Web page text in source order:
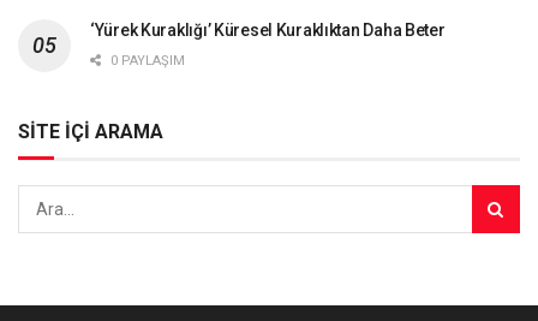
‘Yürek Kuraklığı’ Küresel Kuraklıktan Daha Beter
0 PAYLAŞIM
SİTE İÇİ ARAMA